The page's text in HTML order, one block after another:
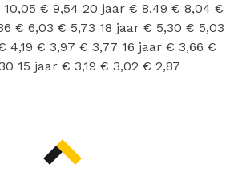
€ 9,54 20 jaar € 8,49 € 8,04 €
€ 6,03 € 5,73 18 jaar € 5,30 € 5,03
4,19 € 3,97 € 3,77 16 jaar € 3,66 €
15 jaar € 3,19 € 3,02 € 2,87